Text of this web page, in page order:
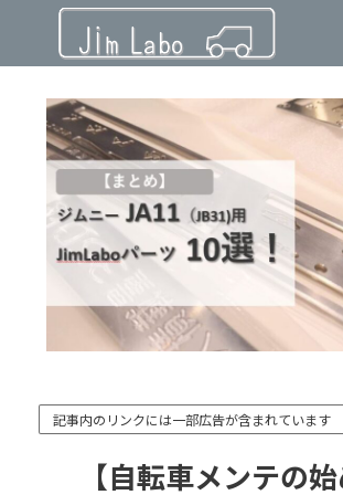
記事内のリンクには一部広告が含まれています
【自転車メンテの